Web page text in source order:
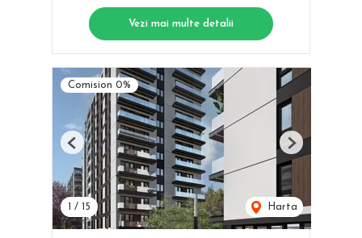
Vezi mai multe detalii
Comision 0%
/ 15 Harta
Previous Next